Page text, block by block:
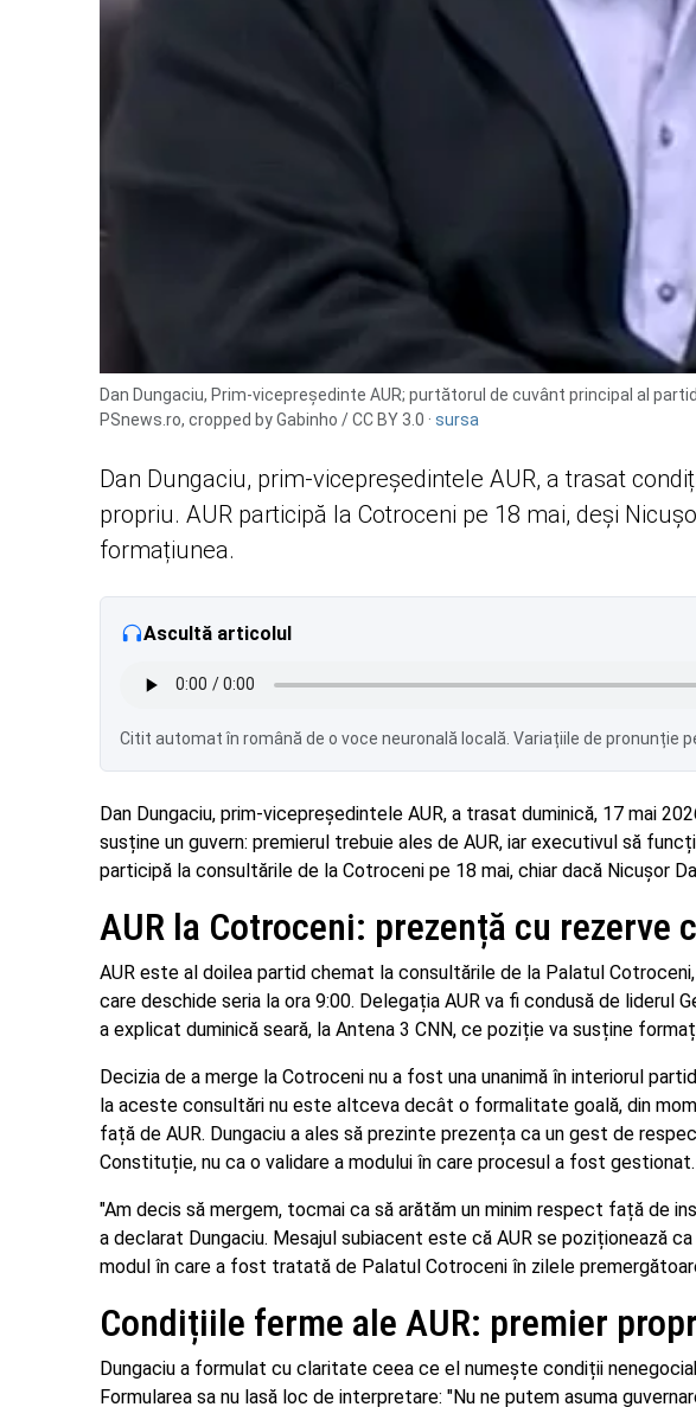
Dan Dungaciu, Prim-vicepreședinte AUR; purtătorul de cuvânt principal al
PSnews.ro, cropped by Gabinho / CC BY 3.0 · sursa
Dan Dungaciu, prim-vicepreședintele AUR, a trasat
propriu. AUR participă la Cotroceni pe 18 mai, deși
formațiunea.
Ascultă articolul
Citit automat în română de o voce neuronală locală. Variațiile de pronunție
Dan Dungaciu, prim-vicepreședintele AUR, a trasat duminică, 17 mai
susține un guvern: premierul trebuie ales de AUR, iar executivul să
participă la consultările de la Cotroceni pe 18 mai, chiar dacă Nicușor
AUR la Cotroceni: prezență cu rezerve
AUR este al doilea partid chemat la consultările de la Palatul
care deschide seria la ora 9:00. Delegația AUR va fi condusă de liderul
a explicat duminică seară, la Antena 3 CNN, ce poziție va susține
Decizia de a merge la Cotroceni nu a fost una unanimă în interiorul
la aceste consultări nu este altceva decât o formalitate goală, din
față de AUR. Dungaciu a ales să prezinte prezența ca un gest de
Constituție, nu ca o validare a modului în care procesul a fost gestionat.
"Am decis să mergem, tocmai ca să arătăm un minim respect față de
a declarat Dungaciu. Mesajul subiacent este că AUR se poziționează
modul în care a fost tratată de Palatul Cotroceni în zilele
Condițiile ferme ale AUR: premier
Dungaciu a formulat cu claritate ceea ce el numește condiții
Formularea sa nu lasă loc de interpretare: "Nu ne putem asuma